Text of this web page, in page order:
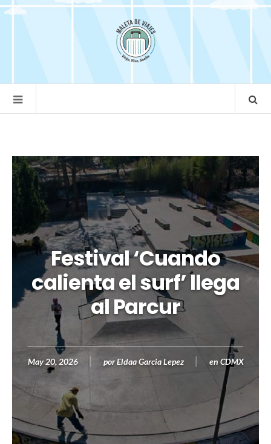
Festival ‘Cuando
calienta el surf’ llega
al Parcur
May 20, 2026 por Eldaa Garcia Lepez en CDMX